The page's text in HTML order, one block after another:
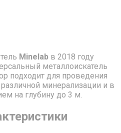
Minelab в 2018 году
металлоискатель
подходит для проведения
минерализации и в
на глубину до 3 м.